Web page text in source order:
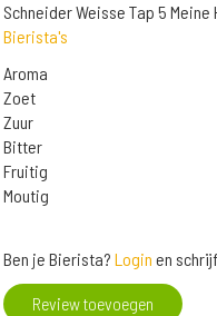
Schneider Weisse Tap 5
Bierista's
Aroma
Zoet
Zuur
Bitter
Fruitig
Moutig
Ben je Bierista? Login en
Review toevoegen